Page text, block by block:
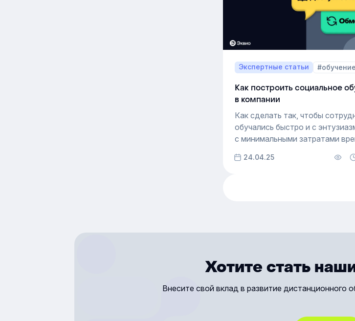
Экспертные статьи
Как построить социальное
в компании
Как сделать так, чтобы
обучались быстро и с
с минимальными затратами
«социальное обучение
24.04.25
Хотите стать
Внесите свой вклад в развитие дистанционного